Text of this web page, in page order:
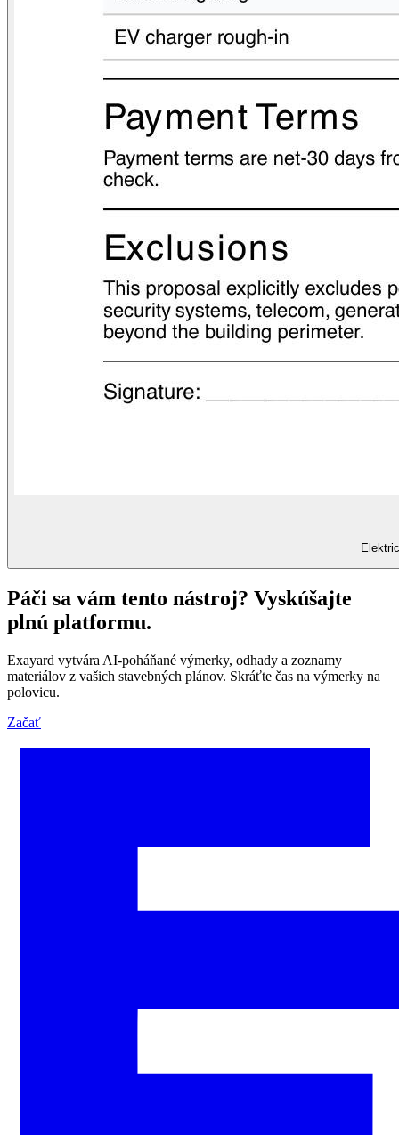
Páči sa vám tento nástroj? Vyskúšajte
plnú platformu.
Exayard vytvára AI-poháňané výmerky, odhady a zoznamy
materiálov z vašich stavebných plánov. Skráťte čas na výmerky na
polovicu.
Začať